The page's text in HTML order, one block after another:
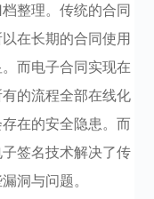
整理。传统的合同
在长期的合同使用
而电子合同实现在
的流程全部在线化
在的安全隐患。而
签名技术解决了传
洞与问题。